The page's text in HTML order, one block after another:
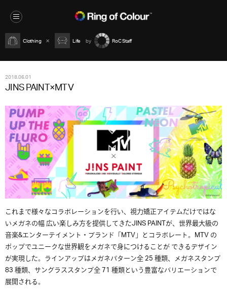
Clothing Life RoC Staff
2018.06.01
JINS PAINT×MTV
これまで様々なコラボレーションを行い、視力矯正アイテムだけではな
いメガネの幅 広い楽しみ方を提供してきたJINS PAINTが、世界最大級の
音楽&エンターテイメント・ブランド「MTV」とコラボレート。MTV の
ポップでユニークな世界観をメガネで身につけることが できるデザイン
が実現した。ラインアップはメガネパターン全 25 種類、メガネスタンプ
83 種類、サングラススタンプ全 71 種類という豊富なバリエーションで
展開される。